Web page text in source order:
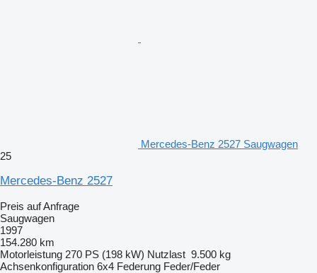
Mercedes-Benz 2527 Saugwagen
25
Mercedes-Benz 2527
Preis auf Anfrage
Saugwagen
1997
154.280 km
Motorleistung 270 PS (198 kW) Nutzlast 9.500 kg
Achsenkonfiguration 6x4 Federung Feder/Feder